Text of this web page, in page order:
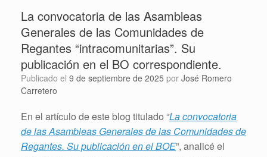
La convocatoria de las Asambleas
Generales de las Comunidades de
Regantes “intracomunitarias”. Su
publicación en el BO correspondiente.
Publicado el 9 de septiembre de 2025 por José Romero
Carretero
En el artículo de este blog titulado “La convocatoria
de las Asambleas Generales de las Comunidades de
Regantes. Su publicación en el BOE”, analicé el